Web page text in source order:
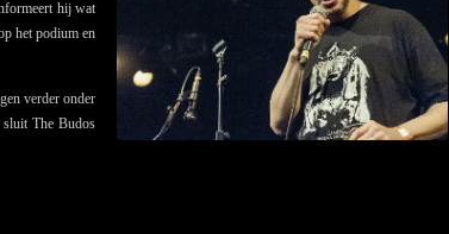
hij wat
het podium en
verder onder
sluit The Budos